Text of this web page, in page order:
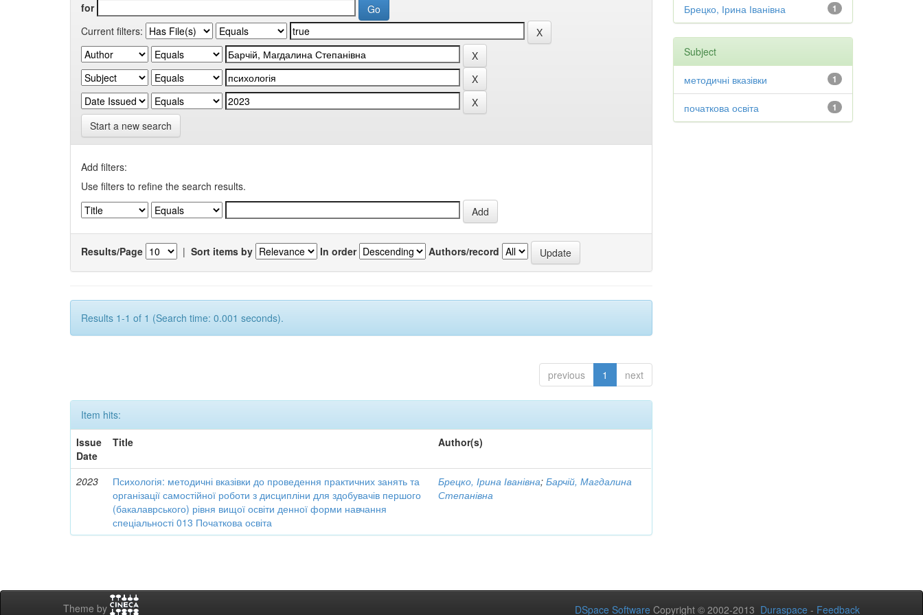
for
Current filters:
Start a new search
Add filters:
Use filters to refine the search results.
Results/Page | Sort items by In order Authors/record
Results 1-1 of 1 (Search time: 0.001 seconds).
previous 1 next
Item hits:
Issue
Date
Title Author(s)
2023
Психологія: методичні вказівки до проведення практичних занять та
організації самостійної роботи з дисципліни для здобувачів першого
(бакалаврського) рівня вищої освіти денної форми навчання
спеціальності 013 Початкова освіта
Брецко, Ірина Іванівна;Барчій, Магдалина
Степанівна
1
Брецко, Ірина Іванівна
Subject
1
методичні вказівки
1
початкова освіта
Theme by DSpace Software Copyright © 2002-2013 Duraspace - Feedback